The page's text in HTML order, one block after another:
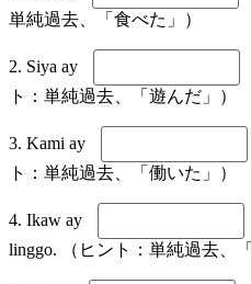
単純過去、「食べた」）
2. Siya ay
ト：単純過去、「遊んだ」）
3. Kami ay
ト：単純過去、「働いた」）
4. Ikaw ay
linggo. （ヒント：単純過去、